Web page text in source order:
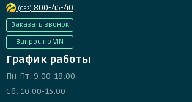
(063) 800-45-40
Заказать звонок
Запрос по VIN
График работы
Пн-Пт: 9:00-18:00
Сб: 10:00-15:00